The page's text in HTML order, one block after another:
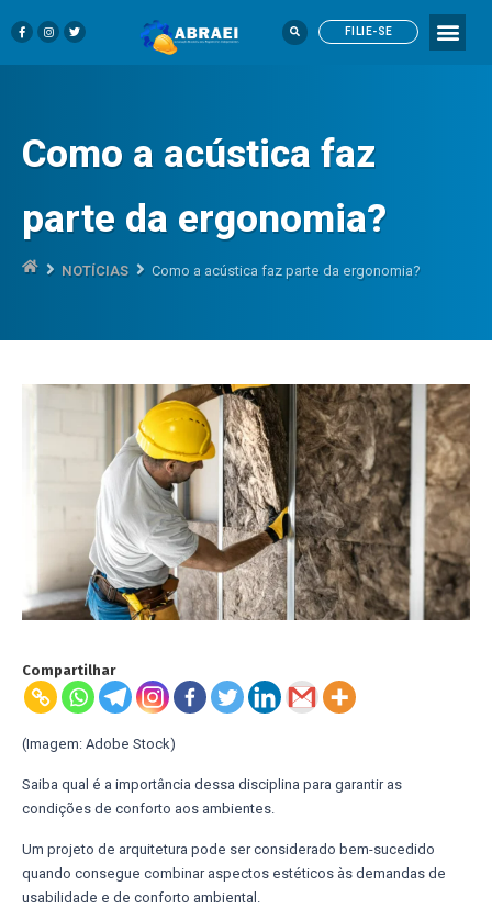
FILIE-SE
Como a acústica faz
parte da ergonomia?
NOTÍCIAS Como a acústica faz parte da ergonomia?
Compartilhar
(Imagem: Adobe Stock)
Saiba qual é a importância dessa disciplina para garantir as
condições de conforto aos ambientes.
Um projeto de arquitetura pode ser considerado bem-sucedido
quando consegue combinar aspectos estéticos às demandas de
usabilidade e de conforto ambiental.